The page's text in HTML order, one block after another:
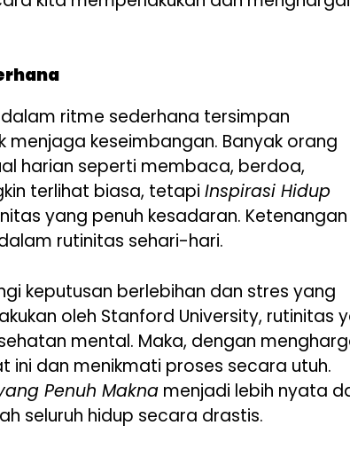
ritme sederhana tersimpan
keseimbangan. Banyak orang
harian seperti membaca, berdoa,
terlihat biasa, tetapi Inspirasi Hidup
yang penuh kesadaran. Ketenangan
rutinitas sehari-hari.
keputusan berlebihan dan stres yang
oleh Stanford University, rutinitas
mental. Maka, dengan
ini dan menikmati proses secara utuh.
Penuh Makna menjadi lebih nyata
seluruh hidup secara drastis.